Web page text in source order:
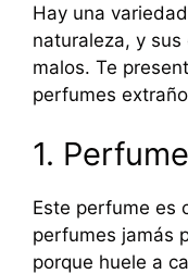
Hay una
naturaleza, y
malos. Te
perfumes
1.
Este perfume es
perfumes jamás
porque huele a